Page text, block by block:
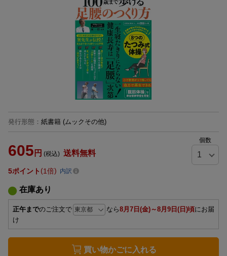
発行形態 ： 紙書籍 (ムックその他)
605 円 (税込) 送料無料
個数
5ポイント 1倍 内訳
在庫あり
正午までのご注文で なら8月7日(金)～8月9日(日)頃にお届
け
買い物かごに入れる